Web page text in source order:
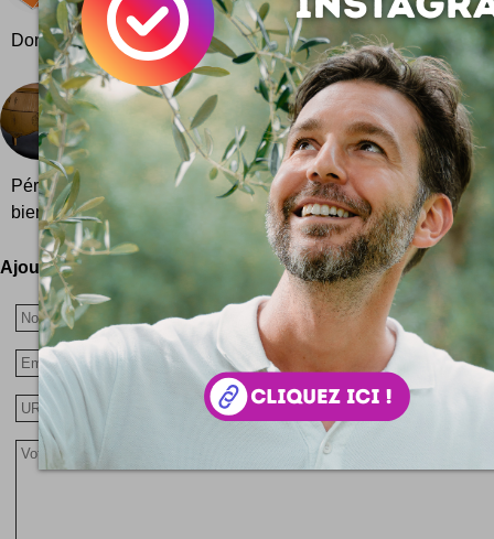
etc ... revus en origami ! Image du web 2.0 en
Donnelly : on y reconnaît les logos et icônes cultes de
Les cartons magiques d'Emilie Mazeau-Langlais
Découverte d'une artiste qui façonne le carton avec
fée ! Quand le recyclage rime avec bel hommage
Périgord, c'est trop fort ! Après les moutons en carton de
bien chouette chaise design cartonnée au minimalisme...
Ajoutez votre avis !